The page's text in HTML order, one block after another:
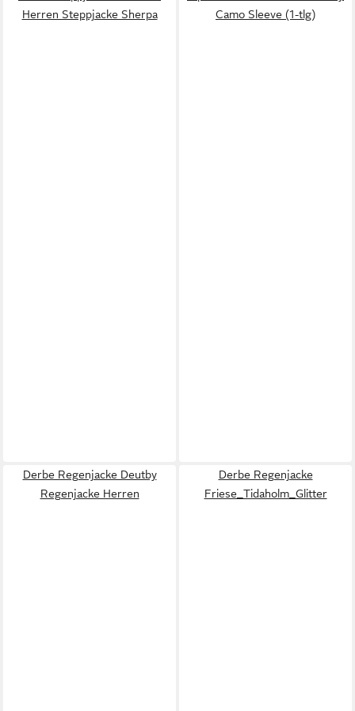
Herren Steppjacke Sherpa
Camo Sleeve (1-tlg)
Derbe Regenjacke Deutby
Regenjacke Herren
Derbe Regenjacke
Friese_Tidaholm_Glitter